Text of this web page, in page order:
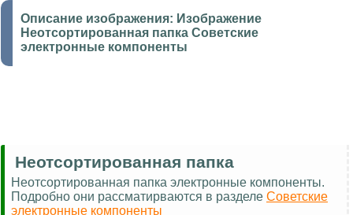
Описание изображения: Изображение
Неотсортированная папка Советские
электронные компоненты
Неотсортированная папка
Неотсортированная папка электронные компоненты.
Подробно они рассматирваются в разделе Советские
электронные компоненты